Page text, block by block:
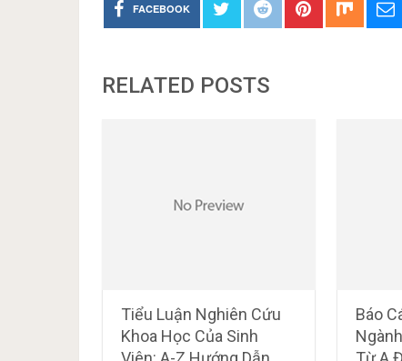
FACEBOOK
RELATED POSTS
Tiểu Luận Nghiên Cứu
Khoa Học Của Sinh
Báo